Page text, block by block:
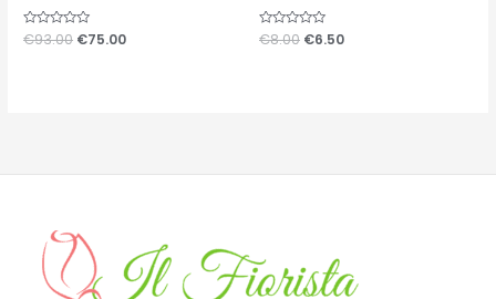
Valutato
0
€93.00 €75.00
Valutato
0
€8.00 €6.50